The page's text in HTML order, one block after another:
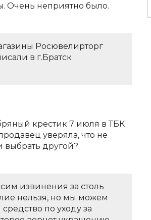
Очень неприятно было.
Росювелирторг
в г.Братск
крестик 7 июля в ТБК
уверяла, что не
выбрать другой?
извинения за столь
нельзя, но мы можем
по уходу за